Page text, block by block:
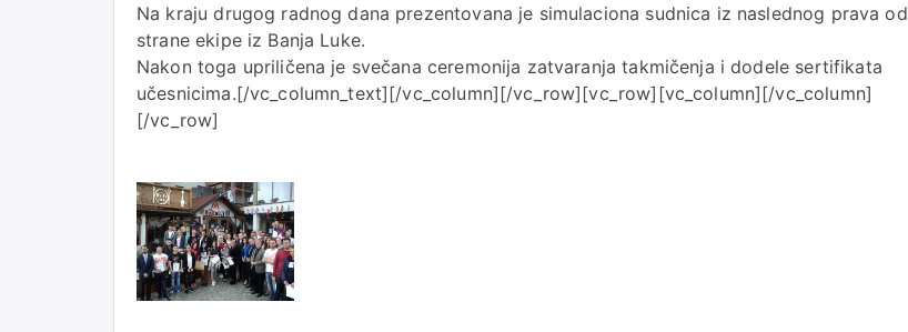
Na kraju drugog radnog dana prezentovana je simulaciona sudnica iz naslednog prava od
strane ekipe iz Banja Luke.
Nakon toga upriličena je svečana ceremonija zatvaranja takmičenja i dodele sertifikata
učesnicima.​[/vc_column_text][/vc_column][/vc_row][vc_row][vc_column][/vc_column]
[/vc_row]